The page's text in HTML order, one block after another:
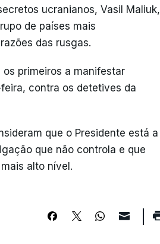
ucranianos, Vasil Maliuk,
de países mais
das rusgas.
primeiros a manifestar
contra os detetives da
que o Presidente está a
que não controla e que
alto nível.